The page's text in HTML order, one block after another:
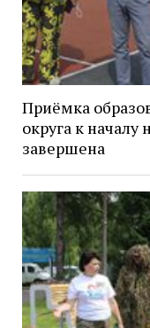
Приёмка
округа к началу
завершена